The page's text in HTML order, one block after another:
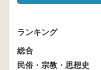
ランキング
総合
民俗・宗教・思想史